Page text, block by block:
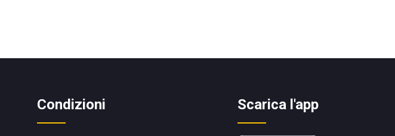
Condizioni Scarica l'app